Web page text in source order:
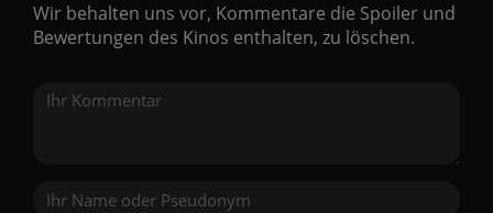
Wir behalten uns vor, Kommentare die Spoiler und
Bewertungen des Kinos enthalten, zu löschen.